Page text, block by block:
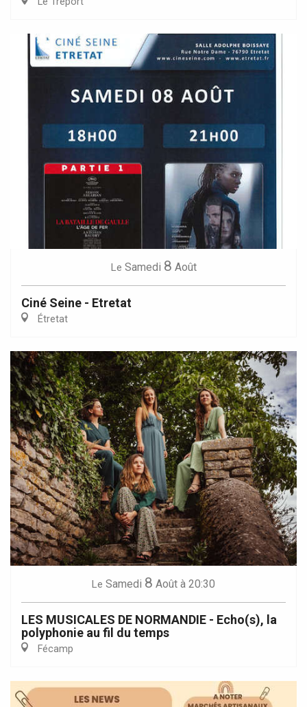
Le Samedi 8 Août
Ciné Seine - Etretat
Étretat
Le Samedi 8 Août à 20:30
LES MUSICALES DE NORMANDIE - Echo(s), la
polyphonie au fil du temps
Fécamp